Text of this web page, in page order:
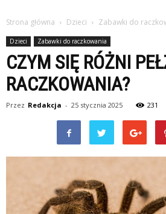
Strona główna Dzieci Zabawki do
Dzieci Zabawki do raczkowania
CZYM SIĘ RÓŻNI
RACZKOWANIA?
Przez Redakcja - 25 stycznia 2025 231